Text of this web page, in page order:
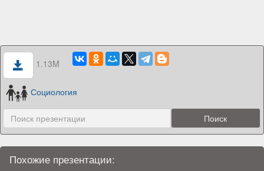
1.13M
Социология
Похожие презентации: